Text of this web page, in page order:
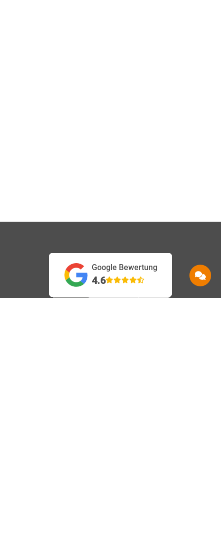
Google Bewertung
4.6